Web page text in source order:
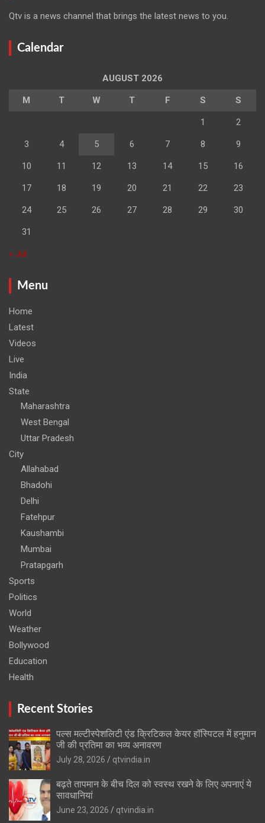
Qtv is a news channel that brings the latest news to you.
Calendar
AUGUST 2026
M T W T F S S
1 2
3 4 5 6 7 8 9
10 11 12 13 14 15 16
17 18 19 20 21 22 23
24 25 26 27 28 29 30
31
« Jul
Menu
Home
Latest
Videos
Live
India
State
Maharashtra
West Bengal
Uttar Pradesh
City
Allahabad
Bhadohi
Delhi
Fatehpur
Kaushambi
Mumbai
Pratapgarh
Sports
Politics
World
Weather
Bollywood
Education
Health
Recent Stories
पल्स मल्टीस्पेशलिटी एंड क्रिटिकल केयर हॉस्पिटल में हनुमान
जी की प्रतिमा का भव्य अनावरण
July 28, 2026
qtvindia.in
बढ़ते तापमान के बीच दिल को स्वस्थ रखने के लिए अपनाएं ये
सावधानियां
June 23, 2026
qtvindia.in